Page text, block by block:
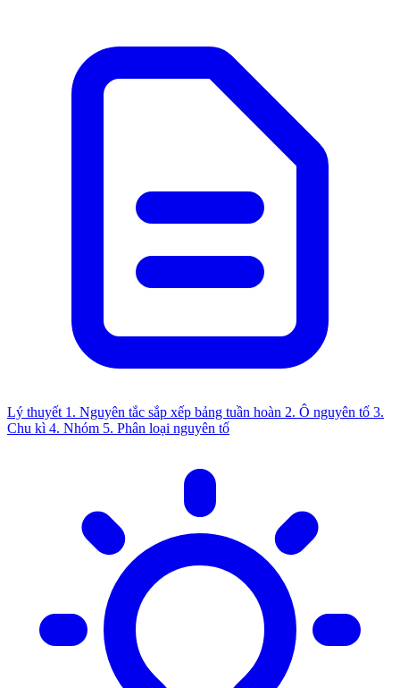
Lý thuyết 1. Nguyên tắc sắp xếp bảng tuần hoàn 2. Ô nguyên tố 3.
Chu kì 4. Nhóm 5. Phân loại nguyên tố